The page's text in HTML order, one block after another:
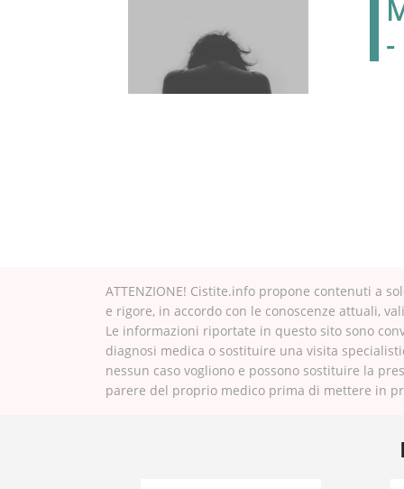
-
ATTENZIONE! Cistite.info propone contenuti a
e rigore, in accordo con le conoscenze attuali,
Le informazioni riportate in questo sito sono
diagnosi medica o sostituire una visita
nessun caso vogliono e possono sostituire la
parere del proprio medico prima di mettere in